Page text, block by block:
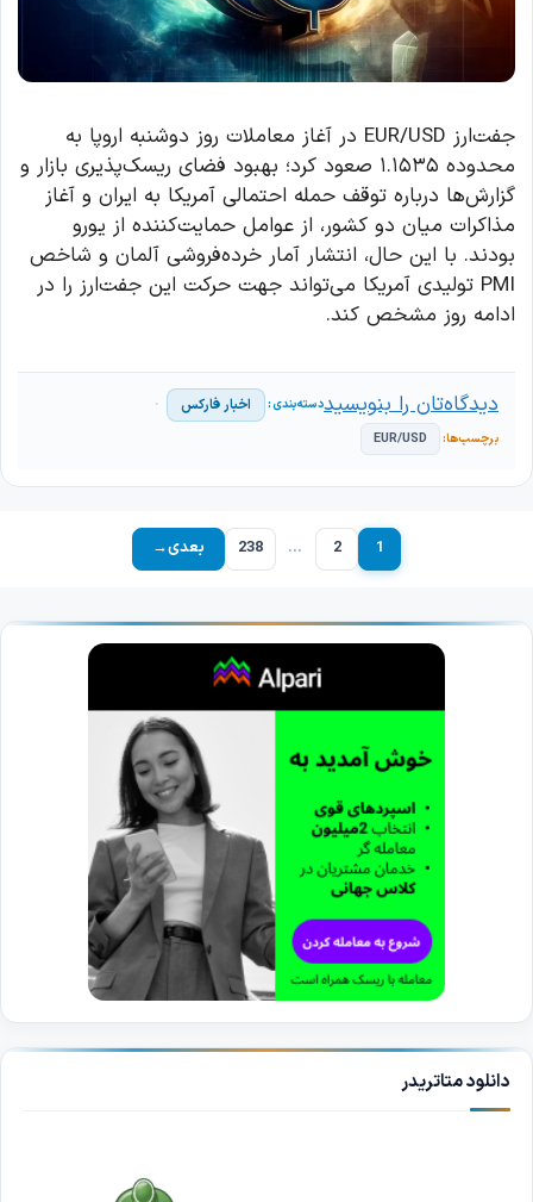
جفت‌ارز EUR/USD در آغاز معاملات روز دوشنبه اروپا به
محدوده ۱.۱۵۳۵ صعود کرد؛ بهبود فضای ریسک‌پذیری بازار و
گزارش‌ها درباره توقف حمله احتمالی آمریکا به ایران و آغاز
مذاکرات میان دو کشور، از عوامل حمایت‌کننده از یورو
بودند. با این حال، انتشار آمار خرده‌فروشی آلمان و شاخص
PMI تولیدی آمریکا می‌تواند جهت حرکت این جفت‌ارز را در
ادامه روز مشخص کند.
اخبار فارکس
EUR/USD
دیدگاه‌تان را بنویسید
برگه1 برگه2
… برگه
238 بعدی→
دانلود متاتریدر